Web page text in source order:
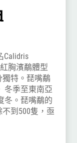
Calidris
胸濱鷸體型
特。琵嘴鷸
冬季至東南亞
冬。琵嘴鷸的
到500隻，亟